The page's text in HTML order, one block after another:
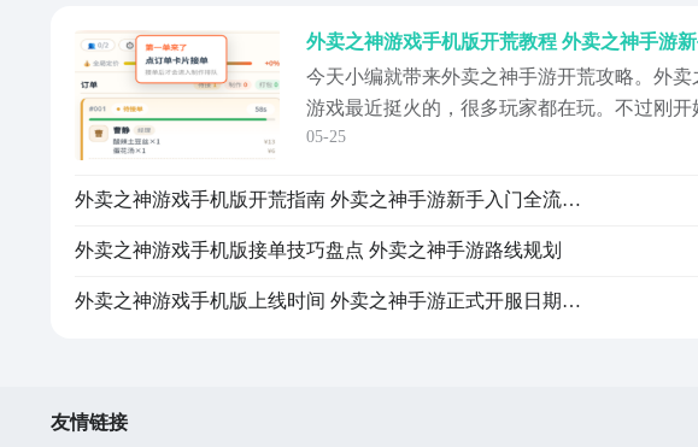
今天小编就带来外卖之神手游开荒攻略。外卖
游戏最近挺火的，很多玩家都在玩。不过刚开
时候，大家可能会有点摸不着头脑，毕竟游戏
才算是把开荒的门路，给摸清楚了。其实这游
单，但实际操作...
05-25
外卖之神游戏手机版开荒指南 外卖之神手游新手入门全流程详解
外卖之神游戏手机版接单技巧盘点 外卖之神手游路线规划
外卖之神游戏手机版上线时间 外卖之神手游正式开服日期揭晓
友情链接